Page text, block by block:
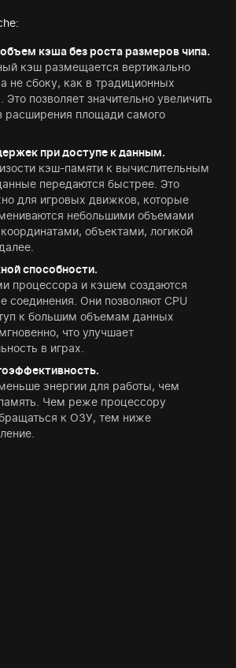
кэша без роста размеров чипа.
кэш размещается вертикально
не сбоку, как в традиционных
Это позволяет значительно увеличить
расширения площади самого
при доступе к данным.
кэш-памяти к вычислительным
передаются быстрее. Это
для игровых движков, которые
небольшими объемами
объектами, логикой
способности.
процессора и кэшем создаются
соединения. Они позволяют CPU
к большим объемам данных
что улучшает
в играх.
энергии для работы, чем
Чем реже процессору
к ОЗУ, тем ниже